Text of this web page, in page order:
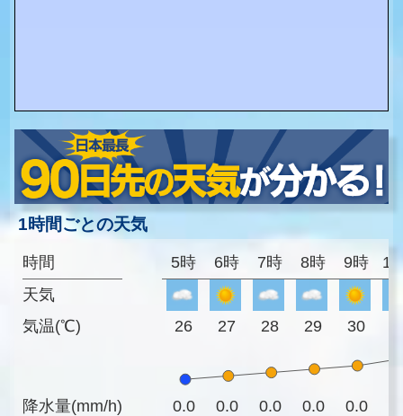
1時間ごとの天気
時間
天気
気温(℃)
降水量(mm/h)
5時 6時 7時 8時 9時
26 27 28 29 30
0.0 0.0 0.0 0.0 0.0